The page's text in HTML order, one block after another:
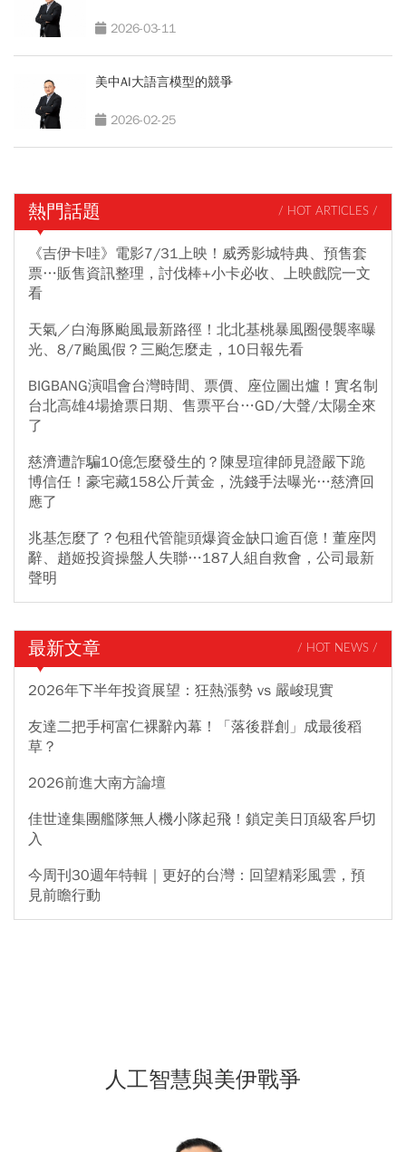
2026-03-11
美中AI大語言模型的競爭
2026-02-25
熱門話題 / HOT ARTICLES /
《吉伊卡哇》電影7/31上映！威秀影城特典、預售套
票…販售資訊整理，討伐棒+小卡必收、上映戲院一文
看
天氣／白海豚颱風最新路徑！北北基桃暴風圈侵襲率曝
光、8/7颱風假？三颱怎麼走，10日報先看
BIGBANG演唱會台灣時間、票價、座位圖出爐！實名制
台北高雄4場搶票日期、售票平台…GD/大聲/太陽全來
了
慈濟遭詐騙10億怎麼發生的？陳昱瑄律師見證嚴下跪
博信任！豪宅藏158公斤黃金，洗錢手法曝光…慈濟回
應了
兆基怎麼了？包租代管龍頭爆資金缺口逾百億！董座閃
辭、趙姬投資操盤人失聯…187人組自救會，公司最新
聲明
最新文章 / HOT NEWS /
2026年下半年投資展望：狂熱漲勢 vs 嚴峻現實
友達二把手柯富仁裸辭內幕！「落後群創」成最後稻
草？
2026前進大南方論壇
佳世達集團艦隊無人機小隊起飛！鎖定美日頂級客戶切
入
今周刊30週年特輯｜更好的台灣：回望精彩風雲，預
見前瞻行動
人工智慧與美伊戰爭